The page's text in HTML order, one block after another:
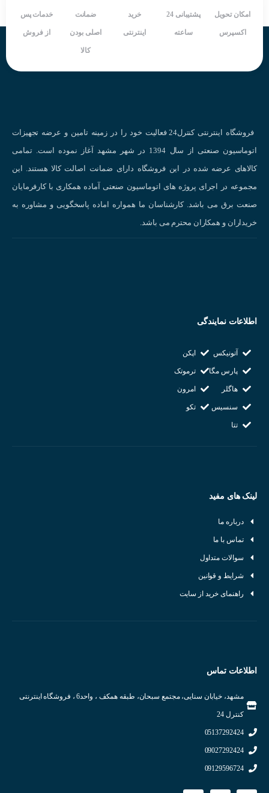
امکان تحویل
اکسپرس
پشتیبانی 24
ساعته
خرید
اینترنتی
ضمانت
اصلی بودن
کالا
خدمات پس
از فروش
فروشگاه اینترنتی کنترل24 فعالیت خود را در زمینه تامین و عرضه تجهیزات
اتوماسیون صنعتی از سال 1394 در شهر مشهد آغاز نموده است. تمامی
کالاهای عرضه شده در این فروشگاه دارای ضمانت اصالت کالا هستند. این
مجموعه در اجرای پروژه های اتوماسیون صنعتی آماده همکاری با کارفرمایان
صنعت برق می باشد. کارشناسان ما همواره اماده پاسخگویی و مشاوره به
خریداران و همکاران محترم می باشد.
اطلاعات نمایندگی
آتونیکس
پارس مگا
هاگلر
سنسیس
تتا
اپکن
ترموتک
امرون
تکو
لینک های مفید
درباره ما
تماس با ما
سوالات متداول
شرایط و قوانین
راهنمای خرید از سایت
اطلاعات تماس
مشهد، خیابان سنایی، مجتمع سبحان، طبقه همکف ، واحد6 ، فروشگاه اینترنتی
کنترل 24
05137292424
09027292424
09129596724